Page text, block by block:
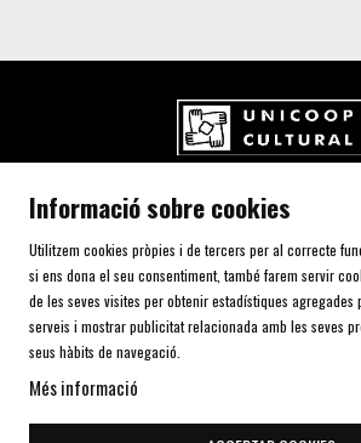
Carrer de l'Aurora, 80 (Plaça de
Telf. 93 805 00 75
AVÍS LEGAL I POLÍTICA DE
Informació sobre cookies
Utilitzem cookies pròpies i de tercers per al correcte
si ens dona el seu consentiment, també farem servir
de les seves visites per obtenir estadístiques
serveis i mostrar publicitat relacionada amb les seves
seus hàbits de navegació.
Més informació